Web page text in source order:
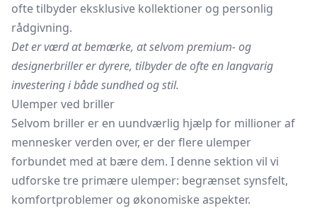
ofte tilbyder eksklusive kollektioner og personlig
rådgivning.
Det er værd at bemærke, at selvom premium- og
designerbriller er dyrere, tilbyder de ofte en langvarig
investering i både sundhed og stil.
Ulemper ved briller
Selvom briller er en uundværlig hjælp for millioner af
mennesker verden over, er der flere ulemper
forbundet med at bære dem. I denne sektion vil vi
udforske tre primære ulemper: begrænset synsfelt,
komfortproblemer og økonomiske aspekter.